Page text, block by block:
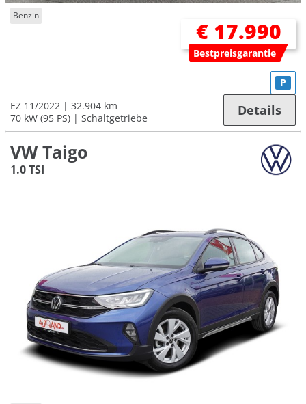
Benzin
€ 17.990
Bestpreisgarantie
EZ 11/2022
32.904 km
70 kW (95 PS)
Schaltgetriebe
P
Details
VW Taigo
1.0 TSI